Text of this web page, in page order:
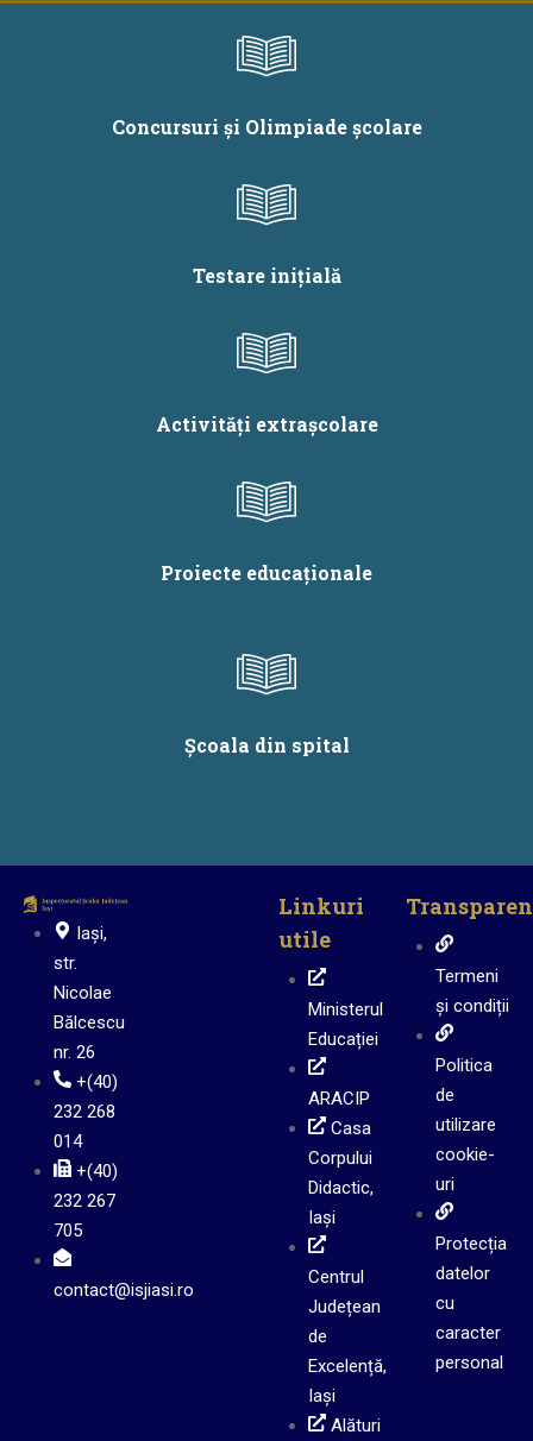
Concursuri și Olimpiade școlare
Testare inițială
Activități extrașcolare
Proiecte educaționale
Școala din spital
Iași,
str.
Nicolae
Bălcescu
nr. 26
+(40)
232 268
014
+(40)
232 267
705
contact@isjiasi.ro
Linkuri
utile
Ministerul
Educației
ARACIP
Casa
Corpului
Didactic,
Iași
Centrul
Județean
de
Excelență,
Iași
Alături
Termeni
și condiții
Politica
de
utilizare
cookie-
uri
Protecția
datelor
cu
caracter
personal